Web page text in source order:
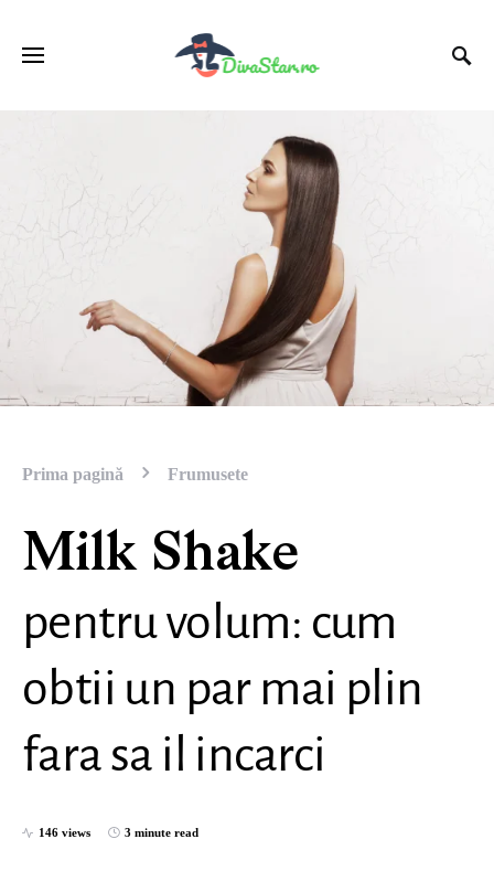
Prima pagină Frumusete
Milk Shake
pentru volum: cum
obtii un par mai plin
fara sa il incarci
146 views 3 minute read